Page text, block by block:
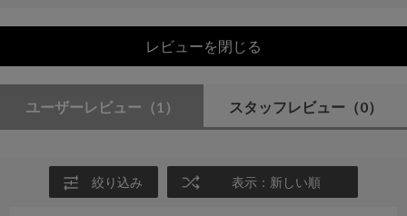
レビューを閉じる
ユーザーレビュー （1） スタッフレビュー （0）
絞り込み 表示：新しい順